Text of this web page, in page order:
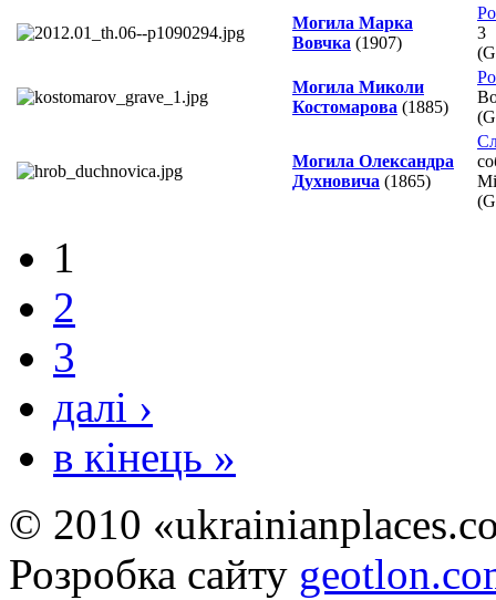
Могила Марка
Вовчка (1907)
3
Могила Миколи
Костомарова (1885)
Могила Олександра
Духновича (1865)
1
2
3
далі ›
в кінець »
© 2010
Розробка сайту